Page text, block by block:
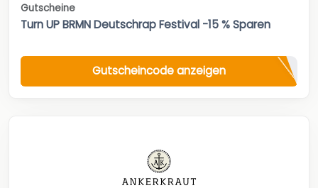
Gutscheine
Turn UP BRMN Deutschrap Festival -15 % Sparen
Gutscheincode anzeigen